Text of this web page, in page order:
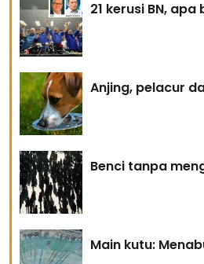
21 kerusi BN, apa
Anjing, pelacur
Benci tanpa
Main kutu: